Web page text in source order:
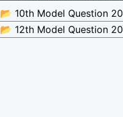
📂 10th Model Question
📂 12th Model Question